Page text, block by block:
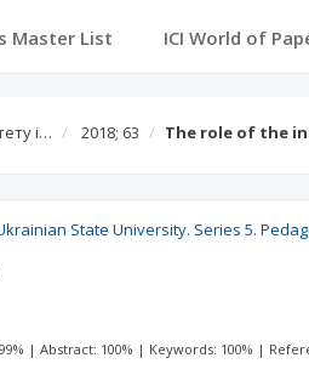
Master List ICI World of
і… 2018; 63 The role of the
State University. Series 5.
|Abstract: 100% | Keywords: 100% |